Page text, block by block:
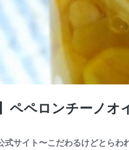
ペペロンチーノオ
式サイト〜こだわるけどとらわ